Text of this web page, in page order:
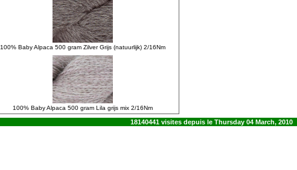
100% Baby Alpaca 500 gram Zilver Grijs (natuurlijk) 2/16Nm
100% Baby Alpaca 500 gram Lila grijs mix 2/16Nm
18140441 visites depuis le Thursday 04 March, 2010